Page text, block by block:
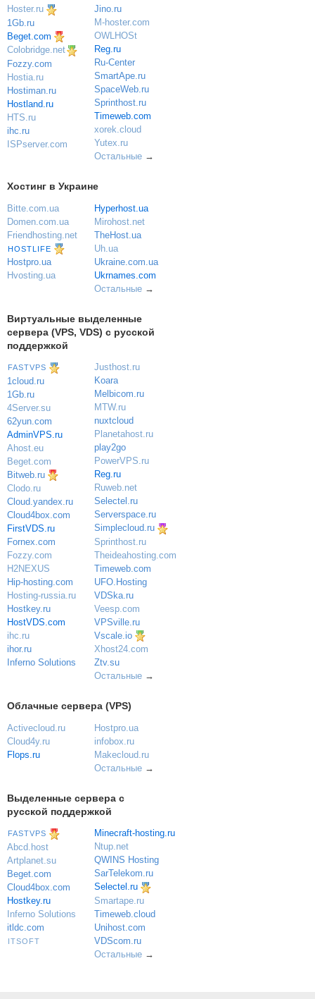
Hoster.ru
1Gb.ru
Beget.com
Colobridge.net
Fozzy.com
Hostia.ru
Hostiman.ru
Hostland.ru
HTS.ru
ihc.ru
ISPserver.com
Jino.ru
M-hoster.com
OWLHOSt
Reg.ru
Ru-Center
SmartApe.ru
SpaceWeb.ru
Sprinthost.ru
Timeweb.com
xorek.cloud
Yutex.ru
Остальные→
Хостинг в Украине
Bitte.com.ua
Domen.com.ua
Friendhosting.net
HOSTLIFE
Hostpro.ua
Hvosting.ua
Hyperhost.ua
Mirohost.net
TheHost.ua
Uh.ua
Ukraine.com.ua
Ukrnames.com
Остальные→
Виртуальные выделенные
сервера (VPS, VDS) с русской
поддержкой
FASTVPS
1cloud.ru
1Gb.ru
4Server.su
62yun.com
AdminVPS.ru
Ahost.eu
Beget.com
Bitweb.ru
Clodo.ru
Cloud.yandex.ru
Cloud4box.com
FirstVDS.ru
Fornex.com
Fozzy.com
H2NEXUS
Hip-hosting.com
Hosting-russia.ru
Hostkey.ru
HostVDS.com
ihc.ru
ihor.ru
Inferno Solutions
Justhost.ru
Koara
Melbicom.ru
MTW.ru
nuxtcloud
Planetahost.ru
play2go
PowerVPS.ru
Reg.ru
Ruweb.net
Selectel.ru
Serverspace.ru
Simplecloud.ru
Sprinthost.ru
Theideahosting.com
Timeweb.com
UFO.Hosting
VDSka.ru
Veesp.com
VPSville.ru
Vscale.io
Xhost24.com
Ztv.su
Остальные→
Облачные сервера (VPS)
Activecloud.ru
Cloud4y.ru
Flops.ru
Hostpro.ua
infobox.ru
Makecloud.ru
Остальные→
Выделенные сервера с
русской поддержкой
FASTVPS
Abcd.host
Artplanet.su
Beget.com
Cloud4box.com
Hostkey.ru
Inferno Solutions
itldc.com
ITSOFT
Minecraft-hosting.ru
Ntup.net
QWINS Hosting
SarTelekom.ru
Selectel.ru
Smartape.ru
Timeweb.cloud
Unihost.com
VDScom.ru
Остальные→